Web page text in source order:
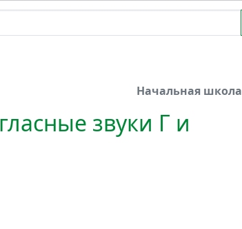
Начальная школа
звуки Г и